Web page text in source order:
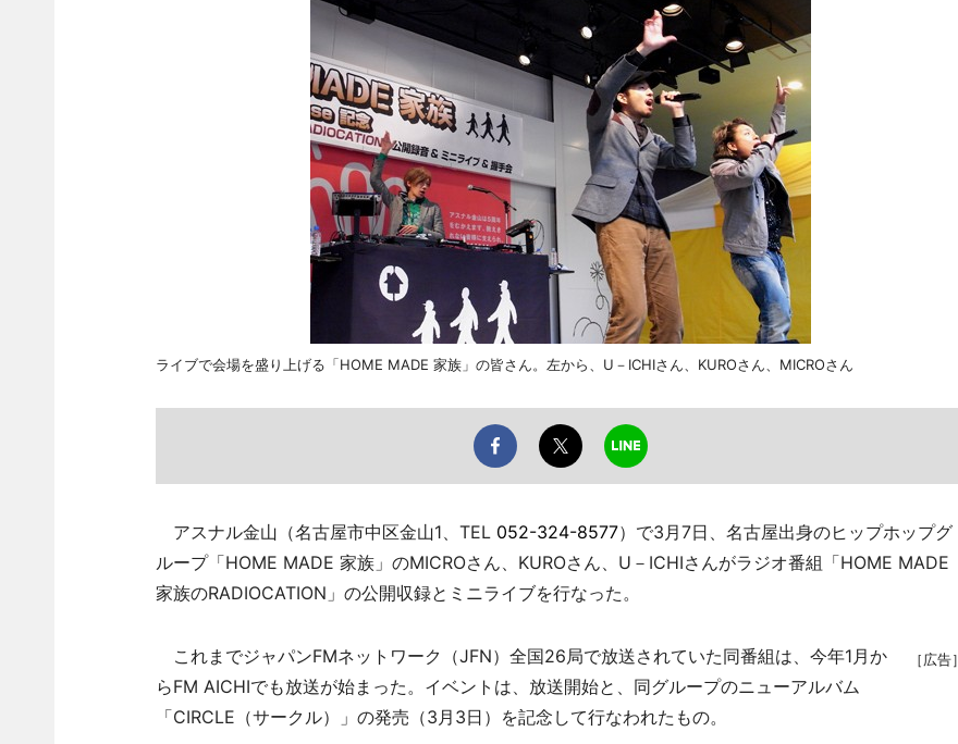
ライブで会場を盛り上げる「HOME MADE 家族」の皆さん。左から、U－ICHIさん、KUROさん、MICROさん
アスナル金山（名古屋市中区金山1、TEL 052-324-8577）で3月7日、名古屋出身のヒップホップグ
ループ「HOME MADE 家族」のMICROさん、KUROさん、U－ICHIさんがラジオ番組「HOME MADE
家族のRADIOCATION」の公開収録とミニライブを行なった。
［広告］
これまでジャパンFMネットワーク（JFN）全国26局で放送されていた同番組は、今年1月か
らFM AICHIでも放送が始まった。イベントは、放送開始と、同グループのニューアルバム
「CIRCLE（サークル）」の発売（3月3日）を記念して行なわれたもの。